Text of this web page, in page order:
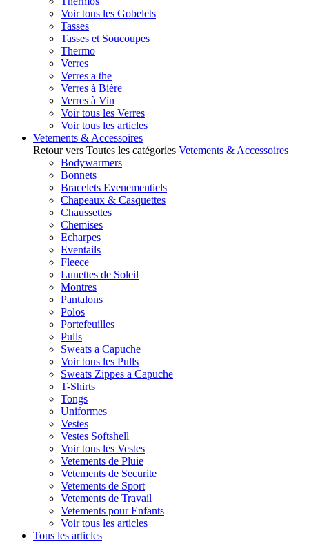
Voir tous les Gobelets
Tasses
Tasses et Soucoupes
Thermo
Verres
Verres a the
Verres à Bière
Verres à Vin
Voir tous les Verres
Voir tous les articles
Vetements & Accessoires
Retour vers Toutes les catégories Vetements & Accessoires
Bodywarmers
Bonnets
Bracelets Evenementiels
Chapeaux & Casquettes
Chaussettes
Chemises
Echarpes
Eventails
Fleece
Lunettes de Soleil
Montres
Pantalons
Polos
Portefeuilles
Pulls
Sweats a Capuche
Voir tous les Pulls
Sweats Zippes a Capuche
T-Shirts
Tongs
Uniformes
Vestes
Vestes Softshell
Voir tous les Vestes
Vetements de Pluie
Vetements de Securite
Vetements de Sport
Vetements de Travail
Vetements pour Enfants
Voir tous les articles
Tous les articles